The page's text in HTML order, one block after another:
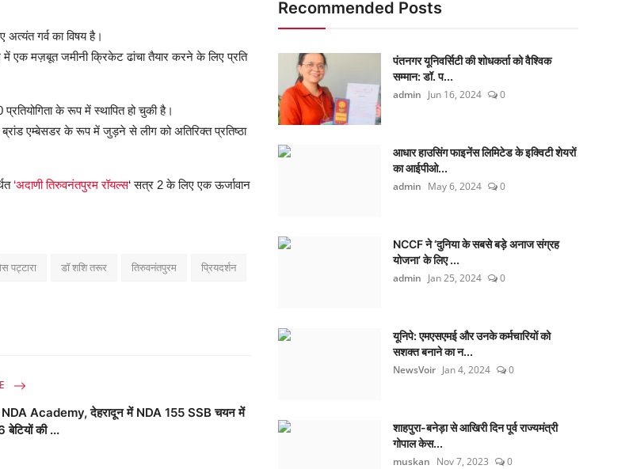
अत्यंत गर्व का विषय है।
में एक मज़बूत जमीनी क्रिकेट ढांचा तैयार करने के लिए प्रति
प्रतियोगिता के रूप में स्थापित हो चुकी है।
ब्रांड एम्बेसडर के रूप में जुड़ने से लीग को अतिरिक्त प्रतिष्ठा
‘अदाणी तिरुवनंतपुरम रॉयल्स‘सत्र 2के लिए एक ऊर्जावान
पट्टारा डॉ शशि तरूर तिरुवनंतपुरम प्रियदर्शन
Academy, देहरादून में NDA 155 SSB चयन में
की ...
Recommended Posts
पंतनगर यूनिवर्सिटी की शोधकर्ता को वैश्विक
सम्मान: डॉ. प...
admin Jun 16, 2024 0
आधार हाउसिंग फाइनेंस लिमिटेड के इक्विटी शेयरों
का आईपीओ...
admin May 6, 2024 0
NCCF ने ‘दुनिया के सबसे बड़े अनाज संग्रह
योजना’ के लिए ...
admin Jan 25, 2024 0
यूनिपे: एमएसएमई और उनके कर्मचारियों को
सशक्त बनाने का न...
NewsVoir Jan 4, 2024 0
शाहपुरा-बनेड़ा से आखिरी दिन पूर्व राज्यमंत्री
गोपाल केस...
muskan Nov 7, 2023 0